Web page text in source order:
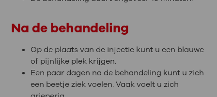
Na de behandeling
Op de plaats van de injectie kunt u een blauwe
of pijnlijke plek krijgen.
Een paar dagen na de behandeling kunt u zich
een beetje ziek voelen. Vaak voelt u zich